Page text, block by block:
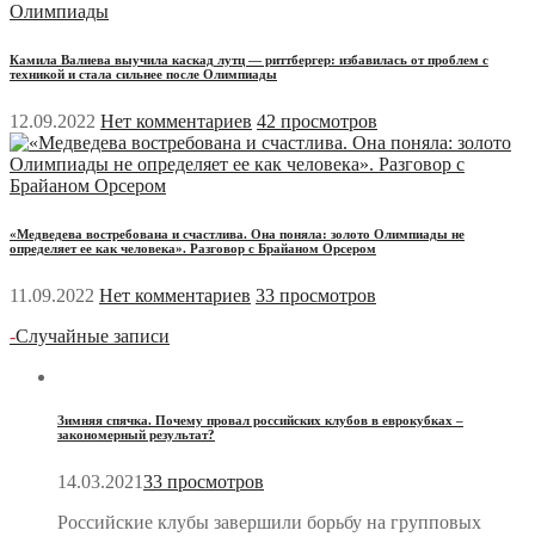
Камила Валиева выучила каскад лутц — риттбергер: избавилась от проблем с
техникой и стала сильнее после Олимпиады
12.09.2022 Нет комментариев 42 просмотров
«Медведева востребована и счастлива. Она поняла: золото Олимпиады не
определяет ее как человека». Разговор с Брайаном Орсером
11.09.2022 Нет комментариев 33 просмотров
-Случайные записи
Зимняя спячка. Почему провал российских клубов в еврокубках –
закономерный результат?
14.03.202133 просмотров
Российские клубы завершили борьбу на групповых